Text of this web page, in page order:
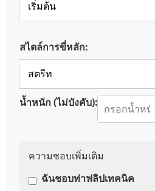
สไตล์การขี่หลัก:
น้ำหนัก (ไม่บังคับ):
ความชอบเพิ่มเติม
ฉันชอบท่าฟลิปเทคนิค